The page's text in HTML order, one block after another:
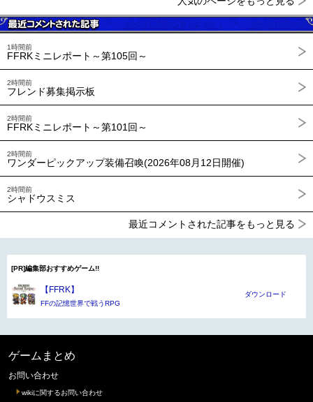
1時間前
FFRKミニレポート～第105回～
2時間前
フレンド募集掲示板
2時間前
FFRKミニレポート～第101回～
2時間前
ワンダーピックアップ装備召喚(2026年08月12日開催)
2時間前
シャドウスミス
最近コメントされた記事をもっと見る
[PR]編集部おすすめゲーム!!
【FFRK】
FFの記憶世界で戦うRPG
ダウンロード
ゲームまとめ
お問い合わせ
wikiに関するお問い合わせ